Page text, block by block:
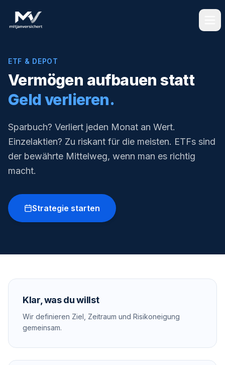
ETF & DEPOT
Vermögen aufbauen statt
Geld verlieren.
Sparbuch? Verliert jeden Monat an Wert.
Einzelaktien? Zu riskant für die meisten. ETFs sind
der bewährte Mittelweg, wenn man es richtig
macht.
Strategie starten
Klar, was du willst
Wir definieren Ziel, Zeitraum und Risikoneigung
gemeinsam.